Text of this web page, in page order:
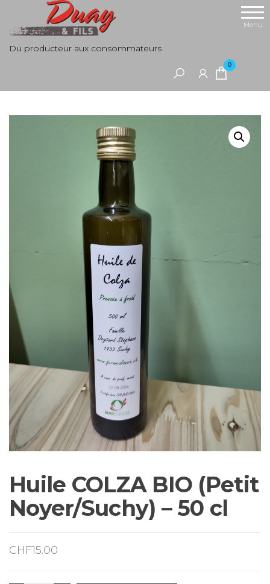
Du producteur aux consommateurs
0
Menu
Huile COLZA BIO (Petit
Noyer/Suchy) – 50 cl
CHF15.00